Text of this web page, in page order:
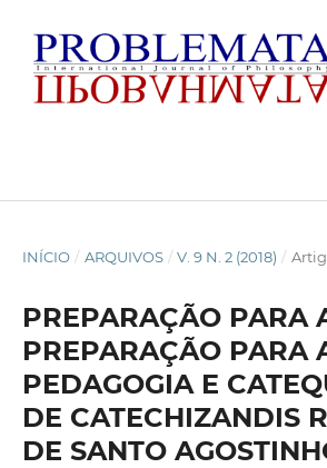
INÍCIO / ARQUIVOS / V. 9 N. 2 (2018) /
PREPARAÇÃO PARA
PREPARAÇÃO PARA
PEDAGOGIA E
DE CATECHIZANDIS
DE SANTO